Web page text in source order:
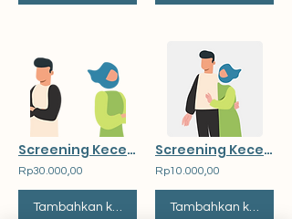
Screening Kecenderungan Stres pada Orang Tua
Rp30.000,00
Tambahkan ke Keranjang
Screening Kecenderungan Komunikasi Keluarga
Rp10.000,00
Tambahkan ke